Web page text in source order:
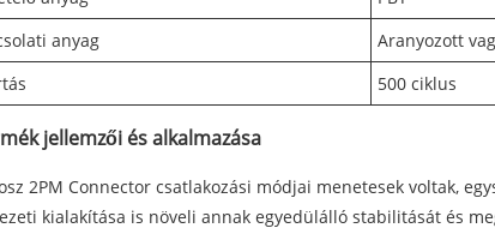
anyag
Aranyozott
500 ciklus
jellemzői és alkalmazása
2PM Connector csatlakozási módjai menetesek voltak,
kialakítása is növeli annak egyedülálló stabilitását és